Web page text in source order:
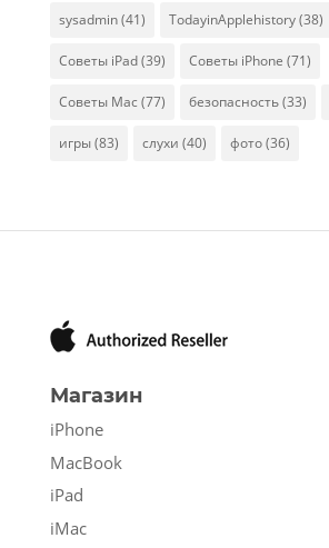
sysadmin(41) TodayinApplehistory(38)
Советы iPad(39) Советы iPhone (71)
Советы Mac (77) безопасность(33)
игры(83) слухи (40) фото(36)
Магазин
iPhone
MacBook
iPad
iMac